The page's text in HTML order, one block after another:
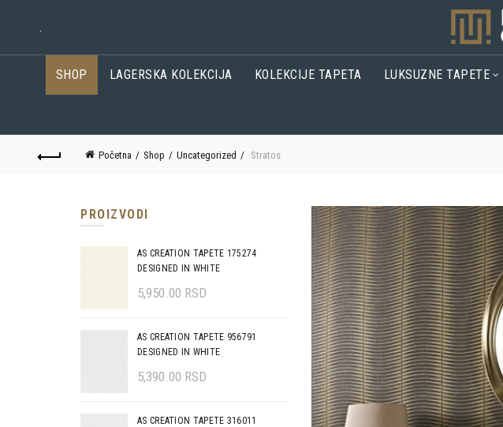
.
SHOP LAGERSKA KOLEKCIJA KOLEKCIJE TAPETA LUKSUZNE TAPETE
Početna Shop Uncategorized Stratos
PROIZVODI
AS CREATION TAPETE 175274
DESIGNED IN WHITE
5,950.00 RSD
AS CREATION TAPETE 956791
DESIGNED IN WHITE
5,390.00 RSD
AS CREATION TAPETE 316011